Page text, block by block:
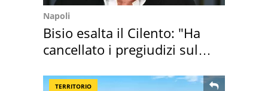
Napoli
Bisio esalta il Cilento: "Ha
cancellato i pregiudizi sul
TERRITORIO